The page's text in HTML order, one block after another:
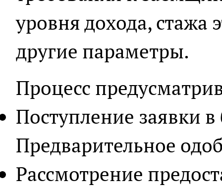
уровня дохода, стажа
другие параметры.
Процесс
Поступление заявки
Предварительное
Рассмотрение